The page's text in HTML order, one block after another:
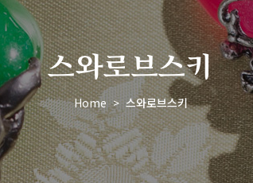
스와로브스키
Home > 스와로브스키